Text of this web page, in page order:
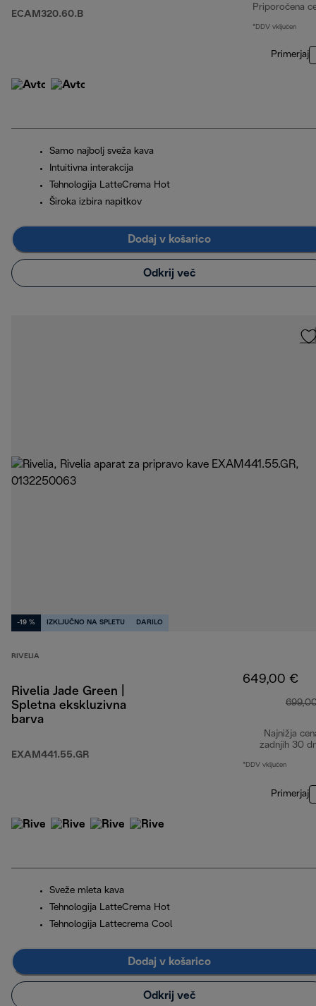
ECAM320.60.B
Priporočena
*DDV vključen
Primerjaj
Samo najbolj sveža kava
Intuitivna interakcija
Tehnologija LatteCrema Hot
Široka izbira napitkov
Dodaj v košarico
Odkrij več
-19 % IZKLJUČNO NA SPLETU DARILO
RIVELIA
Rivelia Jade Green |
Spletna ekskluzivna
barva
EXAM441.55.GR
649,00 €
Najnižja
zadnjih 30
*DDV vključen
Primerjaj
Sveže mleta kava
Tehnologija LatteCrema Hot
Tehnologija Lattecrema Cool
Dodaj v košarico
Odkrij več